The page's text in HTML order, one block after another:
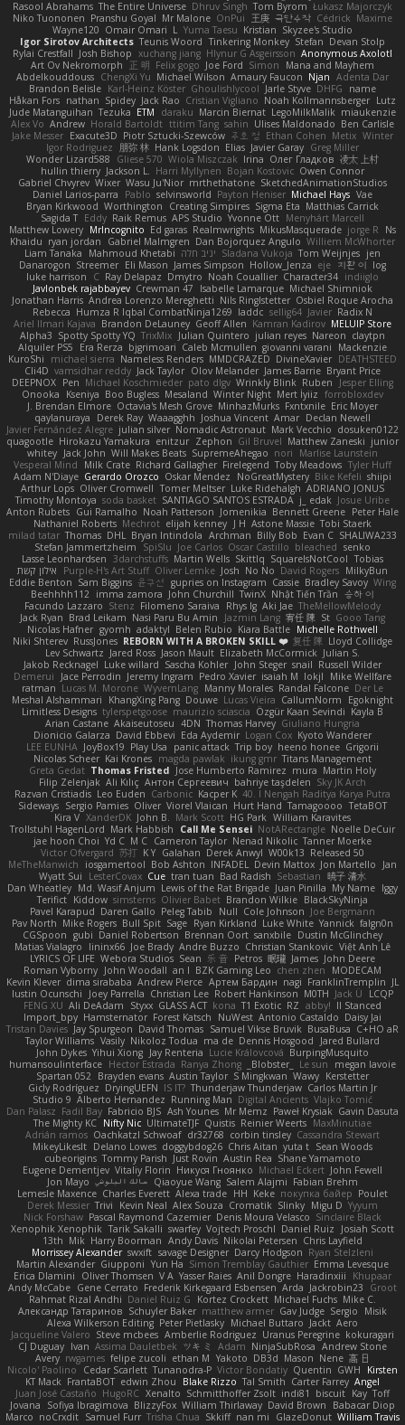
Rasool Abrahams The Entire Universe Dhruv Singh Tom Byrom Łukasz Majorczyk
Niko Tuononen Pranshu Goyal Mr Malone OnPui 王庚 극단수작 Cédrick Maxime
Wayne120 Omair Omari L Yuma Taesu Kristian Skyzee's Studio
Igor Sirotov Architects Teunis Woord Tinkering Monkey Stefan Devan Stolp
Rylai Crestfall Josh Bishop xuchang jiang Hlynur G Asgeirsson Anonymous Axolotl
Art Ov Nekromorph
正 明 Felix gogo Joe Ford Simon
Mana and Mayhem
Abdelkouddouss ChengXi Yu Michael Wilson Amaury Faucon Njan Adenta Dar
Brandon Belisle Karl-Heinz Köster Ghoulishlycool Jarle Styve DHFG
name
Håkan Fors nathan Spidey Jack Rao Cristian Vigliano Noah Kollmannsberger Lutz
Jude Matanguihan Tezuka ETM daraku Marcin Biernat LegoMilkMalik miaukenzie
Alex Vo Andrew Horald Bartoldt ttitim Tang sahin Ulises Maldonado Ben Carlisle
Jake Messer Exacute3D Piotr Sztucki-Szewców 주호 정 Ethan Cohen Metix Winter
Igor Rodriguez 朋弥 林 Hank Logsdon Elias Javier Garay Greg Miller
Wonder Lizard588
Gliese 570 Wiola Miszczak Irina Олег Гладков 凌太 上村
hullin thierry Jackson L. Harri Myllynen Bojan Kostovic Owen Connor
Gabriel Chvyrev Wixer Wasu Ju'Nior mrthethatone SketchedAnimationStudios
Daniel Larios-parra
Pablo selvinsworld Payton Heniser Michael Hays Vae
Bryan Kirkwood Worthington Creating Simpires Sigma Eta Matthias Carrick
Sagida T Eddy Raik Remus APS Studio Yvonne Ott Menyhárt Marcell
Matthew Lowery MrIncognito Ed garas Realmwrights MikusMasquerade jorge R
Ns
Khaidu ryan jordan Gabriel Malmgren Dan Bojorquez Angulo Williem McWhorter
Liam Tanaka
Mahmoud Khetabi יניב חלה Sladana Vukoja Tom Weijnjes jen
Danarogon Streemer Eli Mason James Simpson Hollow_Jenza eje 지환 이 log
luke harrison
C Ray Delapaz Dmytro Noah Couallier Character34 indiiglo
Javlonbek rajabbayev Crewman 47 Isabelle Lamarque Michael Shimniok
Jonathan Harris Andrea Lorenzo Mereghetti Nils Ringlstetter Osbiel Roque Arocha
Rebecca Humza R Iqbal CombatNinja1269 laddc sellig64 Javier Radix N
Ariel Ilmari Kajava Brandon DeLauney Geoff Allen Kamran Kadirov MELUIP Store
Alpha3 Spotty Spotty YQ TrixMix Julian Quintero julian reyes Nareon claytpn
Alquiler PS5
Era Rerza bjgrimoari Caleb Mcmullen giovanni varani
Mackenzie
KuroShi
michael sierra Nameless Renders MMDCRAZED DivineXavier DEATHSTEED
Cli4D vamsidhar reddy Jack Taylor Olov Melander James Barrie Bryant Price
DEEPNOX Pen Michael Koschmieder pato dlgv Wrinkly Blink Ruben
Jesper Elling
Onooka
Kseniya Boo Bugless Mesaland Winter Night Mert İyiiz forrobloxdev
J. Brendan Elmore Octavia's Mesh Grove MinhazMurks Fxntxnile Eric Moyer
qaylanuraya
Derek Ray Waaagghh Joshua Vincent Amar Declan Newell
Javier Fernández Alegre julian silver Nomadic Astronaut Mark Vecchio dosuken0122
quagootle Hirokazu Yamakura enitzur Zephon Gil Bruvel Matthew Zaneski junior
whitey Jack John Will Makes Beats SupremeAhegao nori
Marlise Launstein
Vesperal Mind
Milk Crate Richard Gallagher Firelegend Toby Meadows Tyler Huff
Adam N'Diaye Gerardo Orozco Oskar Mendez NoGreatMystery Bike Kefeli shiipi
Arthur Lops Oliver Cromwell Tomer Meltser Luke Ridehalgh ADRIANO JONUS
Timothy Montoya soda basket SANTIAGO SANTOS ESTRADA j_ edak Josue Uribe
Anton Rubets Gui Ramalho Noah Patterson Jomenikia Bennett Greene Peter Hale
Nathaniel Roberts Mechrot elijah kenney J H Astone Massie Tobi Staerk
milad tatar Thomas DHL Bryan Intindola Archman Billy Bob Evan C SHALIWA233
Stefan Jammertzheim
SpiSlu Joe Carlos Oscar Castillo bleached senko
Lasse Leonhardsen 3darchstuffs Martin Wells Skittlq SquareIsNotCool Tobias
אילון קשת
Purple-H's Art Stuff Oliver Lemke Josh No No David Rogers MilkyBun
Eddie Benton Sam Biggins 윤구선 gupries on Instagram Cassie Bradley Savoy Wing
Beehhhh112 imma zamora John Churchill TwinX Nhật Tiến Trần 승하 이
Facundo Lazzaro Stenz Filomeno Saraiva Rhys lg Aki Jae TheMellowMelody
Jack Ryan Brad Leikam Nasi Paru Bu Amin Jazmin Lang 宥任 陳 St Gooo Tang
Nicolas Hafner gyomh adaktyl Belen Rubio Kiara Battle Michelle Rothwell
Niki Shterev RussJones REBORN WITH A BROKEN SKILL ❤️ 复任 陳 Lloyd Collidge
Lev Schwartz Jared Ross Jason Mault Elizabeth McCormick Julian S.
Jakob Recknagel Luke willard Sascha Kohler John Steger snail Russell Wilder
Demerui
Jace Perrodin Jeremy Ingram Pedro Xavier isaiah M lokjl
Mike Wellfare
ratman Lucas M. Morone WyvernLang Manny Morales Randal Falcone Der Le
Meshal Alshammari
KhangXing Pang Douwe Lucas Vieira CallumNorm
Egoknight
Limitless Designs tylerspetgoose maurizio sciascia Özgür Kaan Sevindi Kayla B
Arian Castane Akaiseutoseu 4DN Thomas Harvey Giuliano Hungria
Dionicio Galarza David Ebbevi Eda Aydemir Logan Cox Kyoto Wanderer
LEE EUNHA JoyBox19 Play Usa panic attack Trip boy heeno honee Grigorii
Nicolas Scheer Kai Krones magda pawlak ikung gmr Titans Management
Greta Gedat Thomas Fristed Jose Humberto Ramirez mura Martin Holy
Filip Zelenjak Ali Kılıç Антон Сергеевич bahriye taşdelen Sky JK Arch
Razvan Cristiadis Leo Euden Carbonic Kacper K 40. I Nengah Raditya Karya Putra
Sideways Sergio Pamies Oliver Viorel Vlaican Hurt Hand Tamagoooo TetaBOT
Kira V XanderDK John B. Mark Scott HG Park William Karavites
Trollstuhl HagenLord Mark Habbish Call Me Sensei NotARectangle Noelle DeCuir
jae hoon Choi Yd C M C Cameron Taylor Nenad Nikolic Tanner Moerke
Victor Ofvergard 苏打 K Y Galahan Derek Anwyl W00k13 Released 50
MeTheManwich
iosgamertool Bob Ashton INFADEL Devin Mattox Jon Martello
Jan
Wyatt Sui
LesterCovax Cue tran tuan Bad Radish Sebastian 暁子 清水
Dan Wheatley Md. Wasif Anjum Lewis of the Rat Brigade Juan Pinilla My Name Iggy
Terifict Kiddow simsterns Olivier Babet Brandon Wilkie BlackSkyNinja
Pavel Karapud Daren Gallo Peleg Tabib Null Cole Johnson Joe Bergmann
Pav North Mike Rogers Bull Spit Sage Ryan Kirkland Luke White Yannick falgn0n
CGSpoon gubi Daniel Robertson Brennan Oort sanxbile Dustin McGlinchey
Matias Vialagro
lininx66 Joe Brady Andre Buzzo Christian Stankovic Việt Anh Lê
LYRICS OF LIFE Webora Studios Sean 乐 音 Petros 眠瓏 James John Deere
Roman Vyborny John Woodall an l BZK Gaming Leo chen zhen
MODECAM
Kevin Klever dima sirababa Andrew Pierce Артем Бардин nagi FranklinTremplin JL
Iustin Ocunschi
Joey Parrella Christian Lee Robert Hankinson M0TH Jack Ü
LCQP
FENG XU Ali DeAdam Styxx GLASS ACT kona T1 Exotic RZ abby! ll Stanced
Import_bpy Hamsternator Forest Katsch NuWest Antonio Castaldo Daisy Jai
Tristan Davies Jay Spurgeon David Thomas Samuel Vikse Bruvik BusaBusa C+HO aR
Taylor Williams Vasily Nikoloz Todua ma de Dennis Hosgood
Jared Bullard
John Dykes Yihui Xiong Jay Renteria Lucie Královcová BurpingMusquito
humansoulinterface Hector Estrada Ranya Zhong _Blobster_ Le sun
megan lavoie
Spartan 052 Brayden evans Austin Taylor S Mingkwan Wawy Kerstetter
Gicly Rodríguez DryingUEFN IS IT? Thunderjaw Thunderjaw Carlos Martin Jr
Studio 9 Alberto Hernandez Running Man Digital Ancients Vlajko Tomić
Dan Palasz Fadil Bay Fabricio BJS Ash Younes Mr Memz Paweł Krysiak Gavin Dasuta
The Mighty KC Nifty Nic UltimateTJF Quistis Reinier Weerts MaxMinutiae
Adrián ramos Oachkatzl Schwoaf dr32768 corbin tinsley Cassandra Stewart
MikeyLikesIt Delano Lowes doggybdog26 Chris Aitan yuta t Sean Woods
cubeorigins Tommy Parish Just Rovin Austin Rea Shane Yamamoto
Eugene Dementjev Vitaliy Florin Никуся Гноянко Michael Eckert John Fewell
Jon Mayo مالك البلوشي Qiaoyue Wang Salem Alajmi Fabian Brehm
Lemesle Maxence Charles Everett Alexa trade HH Keke покупка байер Poulet
Derek Messier Trivi Kevin Neal Alex Souza Cromatik Slinky Migu D Yyyum
Nick Forshaw Pascal Raymond Cazemier Denis Moura Velasco Sinclaire Black
Xenophik Xenophik Tarik Sakalli swarfey Vojtech Proschl Daniel Ruiz
Josiah Scott
13th Mik Harry Boorman Andy Davis Nikolai Petersen Chris Layfield
Morrissey Alexander swxift savage Designer Darcy Hodgson Ryan Stelzleni
Martin Alexander Giupponi Yun Ha Simon Tremblay Gauthier Emma Levesque
Erica Dlamini
Oliver Thomsen V A Yasser Raies Anil Dongre Haradinxiii
Khupaar
Andy McCabe Gene Cerrato Frederik Kirkegaard Esbensen Arda Jackrobin23
Groot
Rahmat Rizal Andhi Daniel Ruiz G Kortez Crockett Michael Fuchs Mike C.
Александр Татаринов Schuyler Baker matthew armer Gav Judge Sergio
Misik
Alexa Wilkerson Editing Peter Pietlasky Michael Buttaro Jackt Aero
Jacqueline Valero Steve mcbees Amberlie Rodriguez Uranus Peregrine kokuragari
CJ Duguay Ivan Assima Dauletbek ツキ ミ Adam NinjaSubRosa Andrew Stone
Avery rwgames felipe zucoli ethan M Yakoto DB3d Mason Nene 高 日
Nicolo' Paolino
Cedar Scarlett Tunanodra-P Victor Bondatiy Quentin GWH
Kirsten
KT Mack FrantaBOT edwin Zhou Blake Rizzo Tal Smith Carter Farrey Angel
Juan José Castaño HugoRC Xenalto Schmitthoffer Zsolt indi81 biscuit Kay Toff
Jovana
Sofiya Ibragimova BlizzyFox William Thirlaway David Brown
Babacar Diop
Marco noCrxdit Samuel Furr Trisha Chua Skkiff nan mi GlazeDonut William Travis